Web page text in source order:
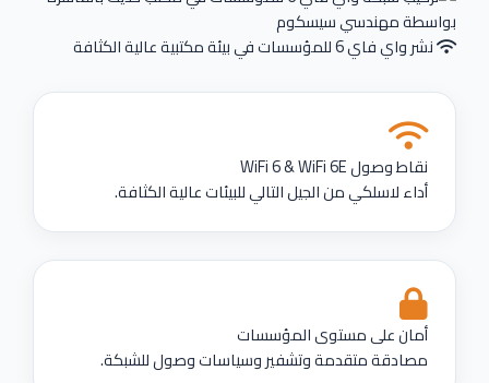
نشر واي فاي 6 للمؤسسات في بيئة مكتبية عالية الكثافة
نقاط وصول WiFi 6 & WiFi 6E
أداء لاسلكي من الجيل التالي للبيئات عالية الكثافة.
أمان على مستوى المؤسسات
مصادقة متقدمة وتشفير وسياسات وصول للشبكة.